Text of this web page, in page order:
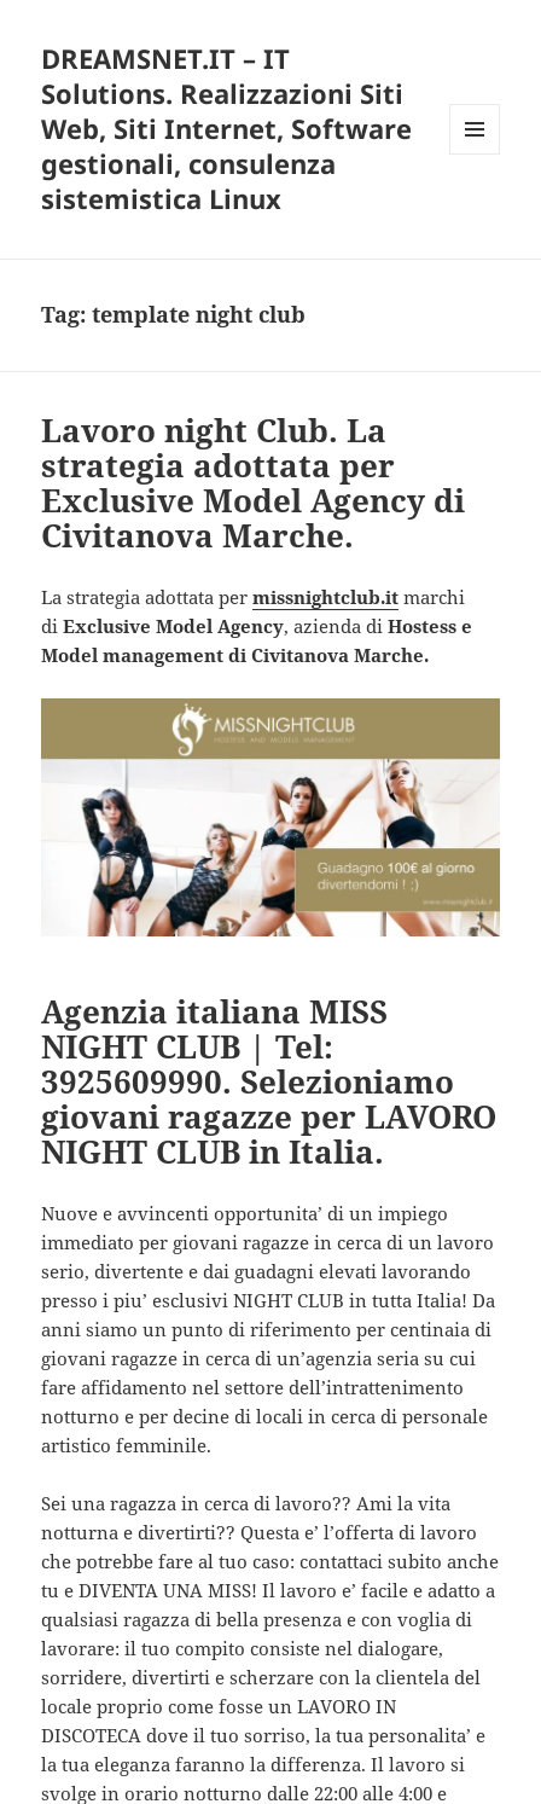
DREAMSNET.IT – IT
Solutions. Realizzazioni Siti
Web, Siti Internet, Software
gestionali, consulenza
sistemistica Linux
Tag:template night club
Lavoro night Club. La
strategia adottata per
Exclusive Model Agency di
Civitanova Marche.
La strategia adottata permissnightclub.it marchi
diExclusive Model Agency, azienda diHostess e
Model management di Civitanova Marche.
Agenzia italiana MISS
NIGHT CLUB | Tel:
3925609990. Selezioniamo
giovani ragazze per LAVORO
NIGHT CLUB in Italia.
Nuove e avvincenti opportunita’ di un impiego
immediato per giovani ragazze in cerca di un lavoro
serio, divertente e dai guadagni elevati lavorando
presso i piu’ esclusivi NIGHT CLUB in tutta Italia! Da
anni siamo un punto di riferimento per centinaia di
giovani ragazze in cerca di un’agenzia seria su cui
fare affidamento nel settore dell’intrattenimento
notturno e per decine di locali in cerca di personale
artistico femminile.
Sei una ragazza in cerca di lavoro?? Ami la vita
notturna e divertirti?? Questa e’ l’offerta di lavoro
che potrebbe fare al tuo caso: contattaci subito anche
tu e DIVENTA UNA MISS! Il lavoro e’ facile e adatto a
qualsiasi ragazza di bella presenza e con voglia di
lavorare: il tuo compito consiste nel dialogare,
sorridere, divertirti e scherzare con la clientela del
locale proprio come fosse un LAVORO IN
DISCOTECA dove il tuo sorriso, la tua personalita’ e
la tua eleganza faranno la differenza. Il lavoro si
svolge in orario notturno dalle 22:00 alle 4:00 e